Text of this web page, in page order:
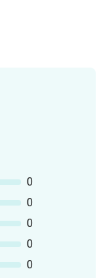
0
0
0
0
0